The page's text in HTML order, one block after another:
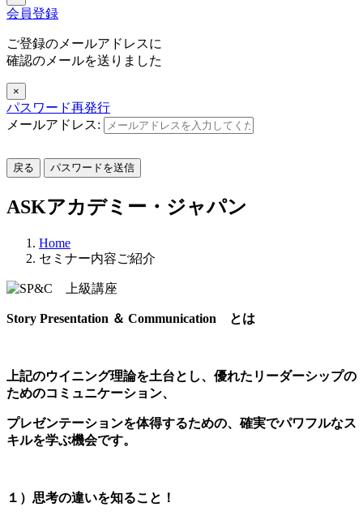
会員登録
ご登録のメールアドレスに
確認のメールを送りました
×
パスワード再発行
メールアドレス:
戻る パスワードを送信
ASKアカデミー・ジャパン
Home
セミナー内容ご紹介
Story Presentation ＆ Communication とは
上記のウイニング理論を土台とし、優れたリーダーシップの
ためのコミュニケーション、
プレゼンテーションを体得するための、 確実でパワフルなス
キルを学ぶ機会です。
１）思考の違いを知ること！